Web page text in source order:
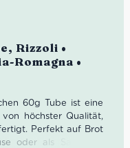
Rizzoli •
Romagna •
60g Tube ist eine
höchster Qualität,
Perfekt auf Brot
oder als Sauce zu